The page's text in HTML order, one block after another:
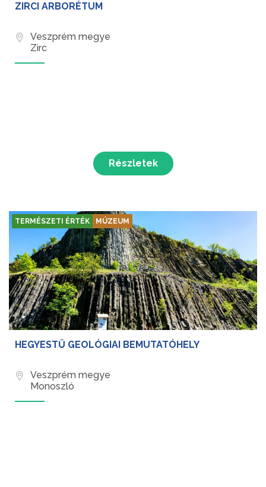
ZIRCI ARBORÉTUM
Veszprém megye
Zirc
Részletek
TERMÉSZETI ÉRTÉK MÚZEUM
HEGYESTŰ GEOLÓGIAI BEMUTATÓHELY
Veszprém megye
Monoszló